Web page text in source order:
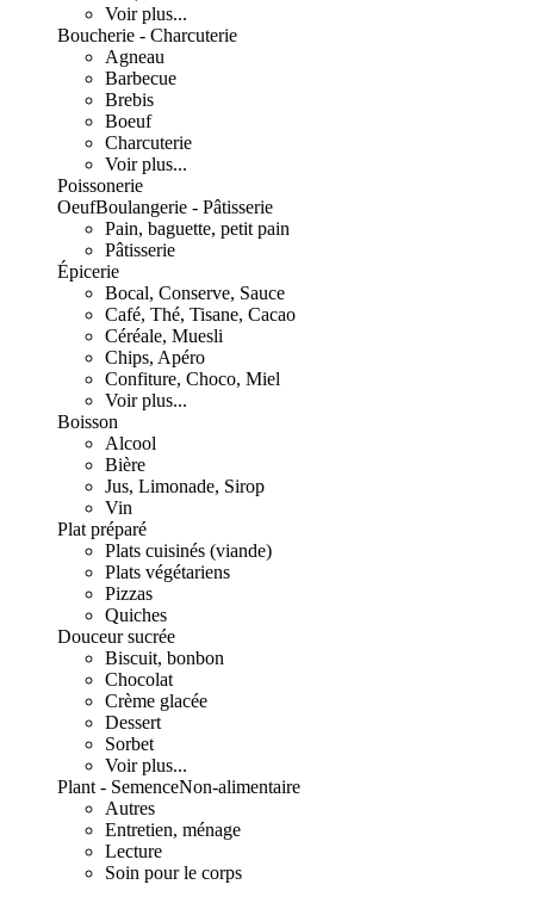
Voir plus...
Boucherie - Charcuterie
Agneau
Barbecue
Brebis
Boeuf
Charcuterie
Voir plus...
Poissonerie
OeufBoulangerie - Pâtisserie
Pain, baguette, petit pain
Pâtisserie
Épicerie
Bocal, Conserve, Sauce
Café, Thé, Tisane, Cacao
Céréale, Muesli
Chips, Apéro
Confiture, Choco, Miel
Voir plus...
Boisson
Alcool
Bière
Jus, Limonade, Sirop
Vin
Plat préparé
Plats cuisinés (viande)
Plats végétariens
Pizzas
Quiches
Douceur sucrée
Biscuit, bonbon
Chocolat
Crème glacée
Dessert
Sorbet
Voir plus...
Plant - SemenceNon-alimentaire
Autres
Entretien, ménage
Lecture
Soin pour le corps